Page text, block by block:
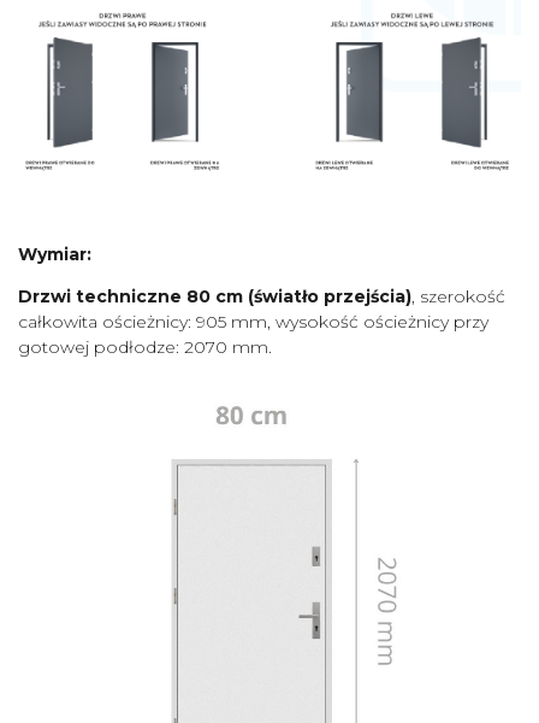
Wymiar:
Drzwi techniczne 80 cm (światło przejścia), szerokość
całkowita ościeżnicy: 905 mm, wysokość ościeżnicy przy
gotowej podłodze: 2070 mm.